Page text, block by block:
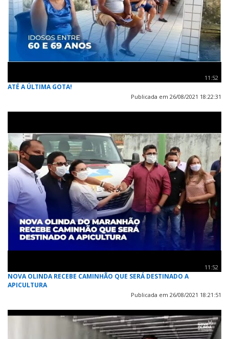
11:52
ATÉ A ÚLTIMA GOTA!
Publicada em 26/08/2021 18:22:31
11:52
NOVA OLINDA RECEBE CAMINHÃO QUE SERÁ DESTINADO A
APICULTURA
Publicada em 26/08/2021 18:21:51